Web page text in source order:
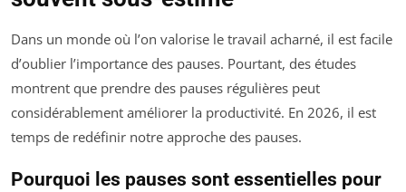
Dans un monde où l’on valorise le travail acharné, il est facile
d’oublier l’importance des pauses. Pourtant, des études
montrent que prendre des pauses régulières peut
considérablement améliorer la productivité. En 2026, il est
temps de redéfinir notre approche des pauses.
Pourquoi les pauses sont essentielles pour